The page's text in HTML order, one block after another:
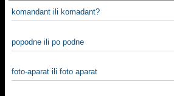
komandant ili komadant?
popodne ili po podne
foto-aparat ili foto aparat